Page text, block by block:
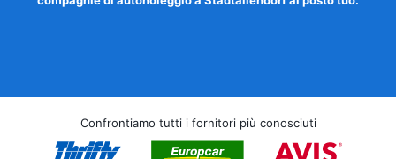
Confrontiamo tutti i fornitori più conosciuti